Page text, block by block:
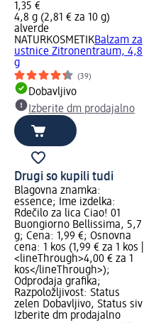
1,35 €
4,8 g (2,81 € za 10 g)
alverde
NATURKOSMETIKBalzam za
ustnice Zitronentraum, 4,8
g
(39)
Dobavljivo
Izberite dm prodajalno
Drugi so kupili tudi
Blagovna znamka:
essence; Ime izdelka:
Rdečilo za lica Ciao! 01
Buongiorno Bellissima, 5,7
g; Cena: 1,99 €; Osnovna
cena: 1 kos (1,99 € za 1 kos |
<lineThrough>4,00 € za 1
kos</lineThrough>);
Odprodaja grafika;
Razpoložljivost: Status
zelen Dobavljivo, Status siv
Izberite dm prodajalno